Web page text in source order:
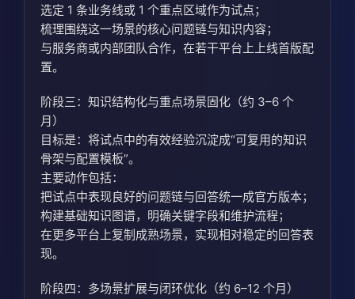
选定 1 条业务线或 1 个重点区域作为试点；
梳理围绕这一场景的核心问题链与知识内容；
与服务商或内部团队合作，在若干平台上上线首版配
置。
阶段三：知识结构化与重点场景固化（约 3–6 个
月）
目标是：将试点中的有效经验沉淀成“可复用的知识
骨架与配置模板”。
主要动作包括：
把试点中表现良好的问题链与回答统一成官方版本；
构建基础知识图谱，明确关键字段和维护流程；
在更多平台上复制成熟场景，实现相对稳定的回答表
现。
阶段四：多场景扩展与闭环优化（约 6–12 个月）